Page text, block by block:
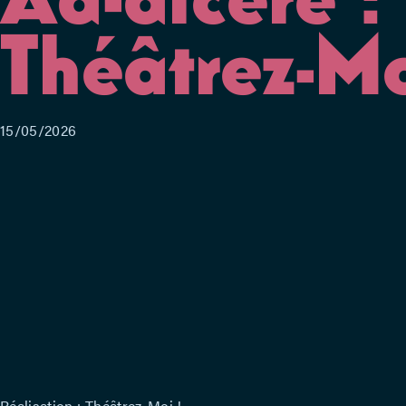
Théâtrez-
15/05/2026